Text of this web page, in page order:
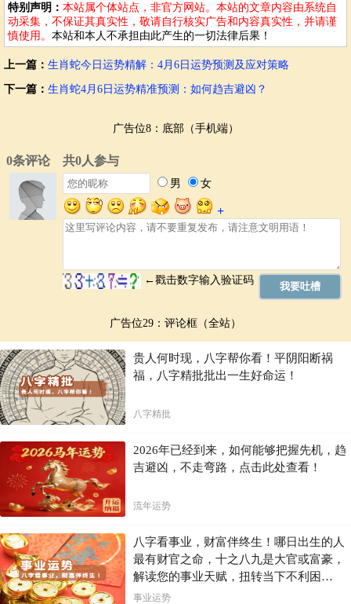
人士的建议，能够帮助你做出更明智的选择。
一些额外的收入机会可能出现，例如兼职、临时工作等。如果你的技能
足够出色，可以尝试寻找一些高回报的短期项目，增加收入来源。
同时，也要注意控制开支。做好预算，避免不必要的消费，节省资金有
利于你实现财务目标。
感情篇：用心沟通，增进了解
今天，生肖蛇在感情方面需要付出更多的耐心和理解。沟通是维系感情
的关键，用心倾听对方的感受，积极回应对方的诉求，能有效增进彼此
的了解和感情。
已婚人士，要多关心爱人，关怀彼此的需求。适时表达爱意，能有效提
用心沟通，理解对方的感受；积极参与互动，建立良好关系。
健康篇：保持良好状态，注意劳逸结合
4月6日，生肖蛇的健康运势良好，但仍需注意劳逸结合。保持充足的睡
眠，适度的运动，有助于提升身体免疫力。
注意饮食均衡，避免暴饮暴食，保持良好的作息习惯。
建议：保持充足睡眠，适度运动；注意饮食健康，避免辛辣刺激食物。
总结：
4月6日，生肖蛇的朋友整体运势不错，事业和财运方面都存在着突破性
力。同时，也要注意控制风险，理性决策，才能更好地把握机遇，获得
成功。
记住，运势只是参考，最终结果取决于你的努力和智慧。祝愿你在4月6
日拥有美好的一天！
特别声明： 本站属个体站点，非官方网站。本站的文章内容由系统自
动采集，不保证其真实性，敬请自行核实广告和内容真实性，并请谨
慎使用。 本站和本人不承担由此产生的一切法律后果！
上一篇： 生肖蛇今日运势精解：4月6日运势预测及应对策略
下一篇： 生肖蛇4月6日运势精准预测：如何趋吉避凶？
广告位8：底部（手机端）
广告位29：评论框（全站）
贵人何时现，八字帮你看！平阴阳断祸
福，八字精批批出一生好命运！
八字精批
2026年已经到来，如何能够把握先机，趋
吉避凶，不走弯路，点击此处查看！
流年运势
八字看事业，财富伴终生！哪日出生的人
最有财官之命，十之八九是大官或富豪，
解读您的事业天赋，扭转当下不利困
局！！
事业运势